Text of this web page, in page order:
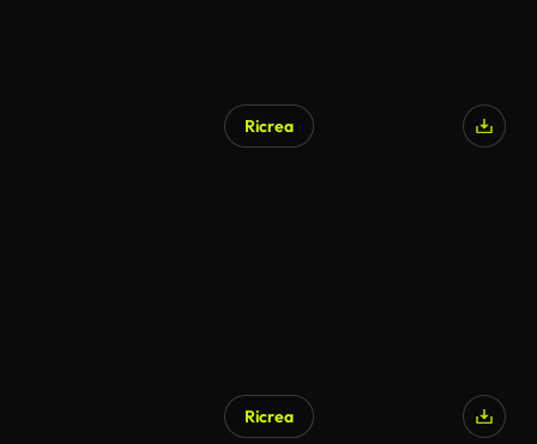
Ricrea
Ricrea